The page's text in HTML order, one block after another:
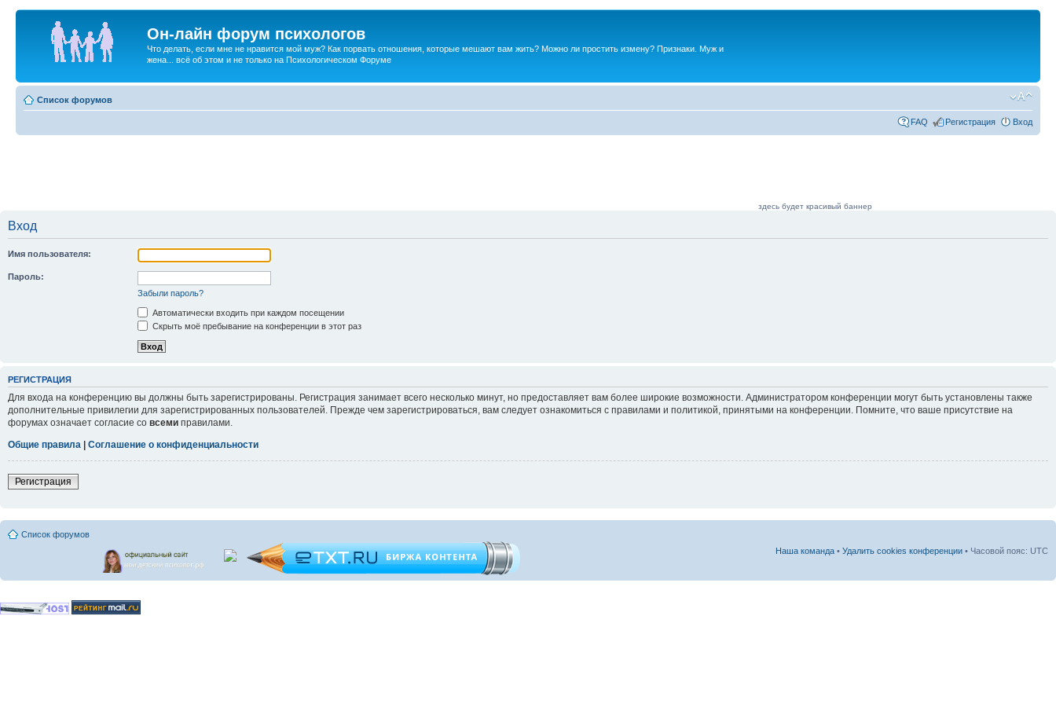
Он-лайн форум психологов
Что делать, если мне не нравится мой муж? Как порвать отношения, которые мешают вам жить? Можно ли простить измену? Признаки. Муж и
жена... всё об этом и не только на Психологическом Форуме
Список форумов
FAQ Регистрация Вход
здесь будет красивый баннер
Вход
Имя пользователя:
Пароль:
Забыли пароль?
Автоматически входить при каждом посещении
Скрыть моё пребывание на конференции в этот раз
РЕГИСТРАЦИЯ
Для входа на конференцию вы должны быть зарегистрированы. Регистрация занимает всего несколько минут, но предоставляет вам более широкие возможности. Администратором конференции могут быть установлены также
дополнительные привилегии для зарегистрированных пользователей. Прежде чем зарегистрироваться, вам следует ознакомиться с правилами и политикой, принятыми на конференции. Помните, что ваше присутствие на
форумах означает согласие со всеми правилами.
Общие правила
Соглашение о конфиденциальности
Регистрация
Список форумов
Наша команда • Удалить cookies конференции • Часовой пояс: UTC